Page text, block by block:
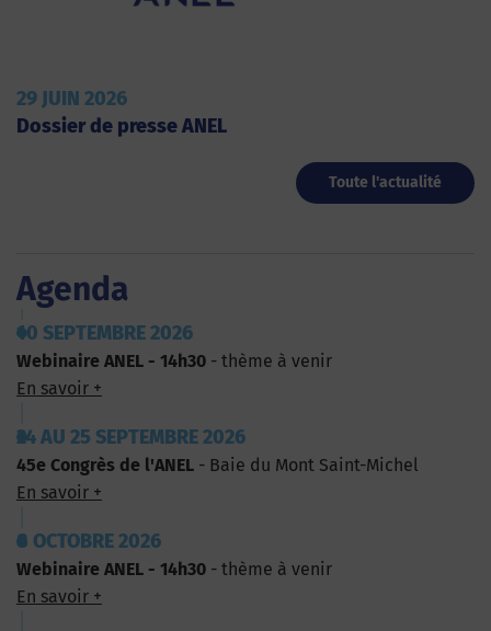
29 JUIN 2026
Dossier de presse ANEL
Toute l'actualité
Agenda
10 SEPTEMBRE 2026
Webinaire ANEL - 14h30 - thème à venir
En savoir +
24 AU 25 SEPTEMBRE 2026
45e Congrès de l'ANEL - Baie du Mont Saint-Michel
En savoir +
8 OCTOBRE 2026
Webinaire ANEL - 14h30 - thème à venir
En savoir +